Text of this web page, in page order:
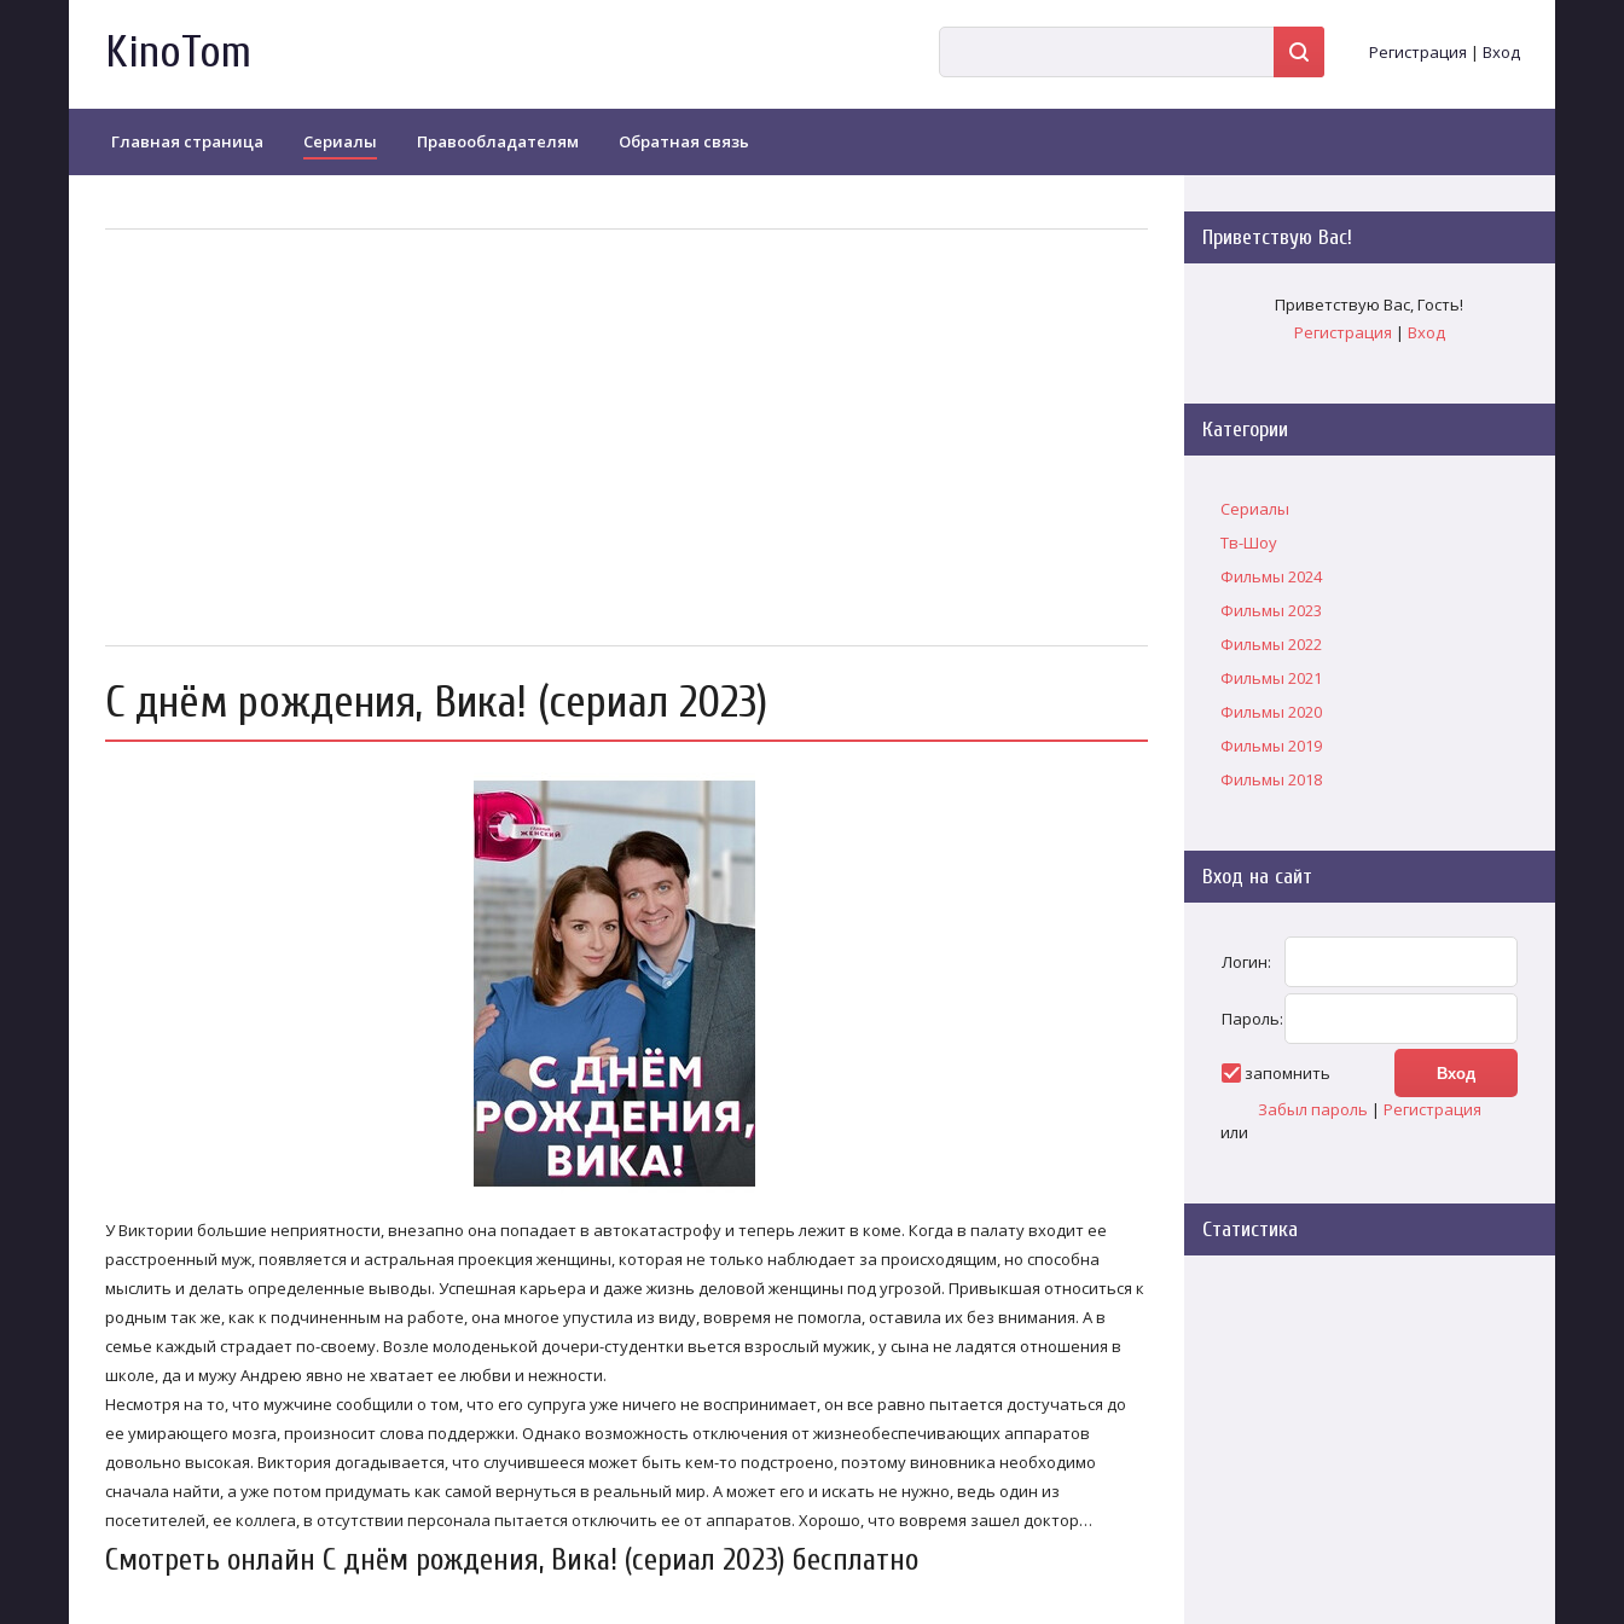
KinoTom Регистрация | Вход
Главная страница Сериалы Правообладателям Обратная связь
С днём рождения, Вика! (сериал 2023)
У Виктории большие неприятности, внезапно она попадает в автокатастрофу и теперь лежит в коме. Когда в палату входит ее
расстроенный муж, появляется и астральная проекция женщины, которая не только наблюдает за происходящим, но способна
мыслить и делать определенные выводы. Успешная карьера и даже жизнь деловой женщины под угрозой. Привыкшая относиться к
родным так же, как к подчиненным на работе, она многое упустила из виду, вовремя не помогла, оставила их без внимания. А в
семье каждый страдает по-своему. Возле молоденькой дочери-студентки вьется взрослый мужик, у сына не ладятся отношения в
школе, да и мужу Андрею явно не хватает ее любви и нежности.
Несмотря на то, что мужчине сообщили о том, что его супруга уже ничего не воспринимает, он все равно пытается достучаться до
ее умирающего мозга, произносит слова поддержки. Однако возможность отключения от жизнеобеспечивающих аппаратов
довольно высокая. Виктория догадывается, что случившееся может быть кем-то подстроено, поэтому виновника необходимо
сначала найти, а уже потом придумать как самой вернуться в реальный мир. А может его и искать не нужно, ведь один из
посетителей, ее коллега, в отсутствии персонала пытается отключить ее от аппаратов. Хорошо, что вовремя зашел доктор…
Смотреть онлайн С днём рождения, Вика! (сериал 2023) бесплатно
Приветствую Вас!
Приветствую Вас,Гость!
Регистрация | Вход
Категории
Сериалы
Тв-Шоу
Фильмы 2024
Фильмы 2023
Фильмы 2022
Фильмы 2021
Фильмы 2020
Фильмы 2019
Фильмы 2018
Вход на сайт
Логин:
Пароль:
запомнить
Забыл пароль | Регистрация
или
Статистика